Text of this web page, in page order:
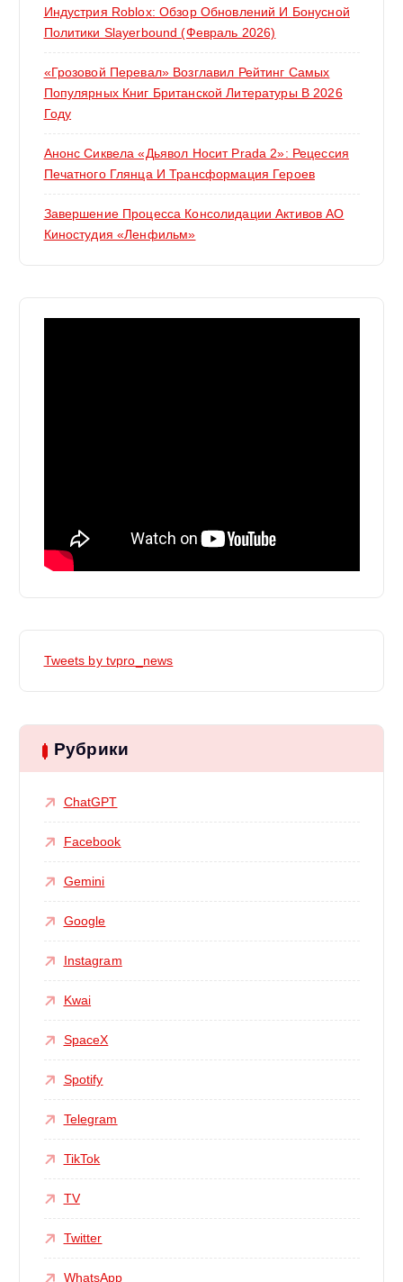
Индустрия Roblox: Обзор Обновлений И Бонусной
Политики Slayerbound (февраль 2026)
«Грозовой Перевал» Возглавил Рейтинг Самых
Популярных Книг Британской Литературы В 2026
Году
Анонс Сиквела «Дьявол Носит Prada 2»: Рецессия
Печатного Глянца И Трансформация Героев
Завершение Процесса Консолидации Активов АО
Киностудия «Ленфильм»
Tweets by tvpro_news
Рубрики
ChatGPT
Facebook
Gemini
Google
Instagram
Kwai
SpaceX
Spotify
Telegram
TikTok
TV
Twitter
WhatsApp